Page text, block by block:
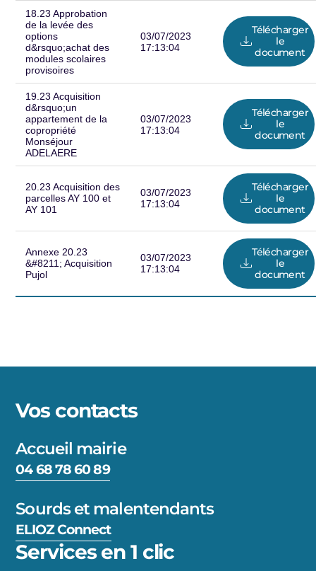
18.23 Approbation
de la levée des
options
d&rsquo;achat des
modules scolaires
provisoires
03/07/2023
17:13:04
Télécharger
le
document
19.23 Acquisition
d&rsquo;un
appartement de la
copropriété
Monséjour
ADELAERE
03/07/2023
17:13:04
Télécharger
le
document
20.23 Acquisition des
parcelles AY 100 et
AY 101
03/07/2023
17:13:04
Télécharger
le
document
Annexe 20.23
&#8211; Acquisition
Pujol
03/07/2023
17:13:04
Télécharger
le
document
Vos contacts
Accueil mairie
04 68 78 60 89
Sourds et malentendants
ELIOZ Connect
Services en 1 clic